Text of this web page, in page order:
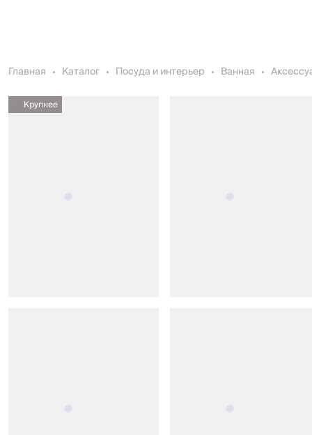
Главная Каталог Посуда и интерьер Ванная
Крупнее